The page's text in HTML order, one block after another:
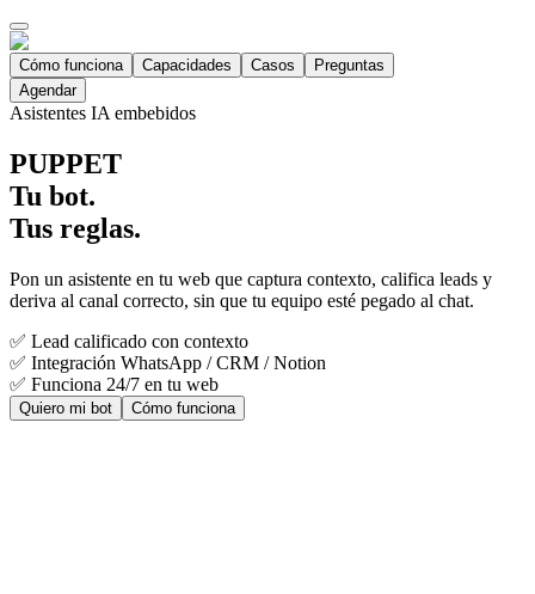
Cómo funciona Capacidades Casos
Preguntas
Agendar
Asistentes IA embebidos
PUPPET
Tu bot.
Tus reglas.
Pon un asistente en tu web que captura contexto, califica leads y
deriva al canal correcto, sin que tu equipo esté pegado al chat.
✅ Lead calificado con contexto
✅ Integración WhatsApp / CRM / Notion
✅ Funciona 24/7 en tu web
Quiero mi bot Cómo funciona